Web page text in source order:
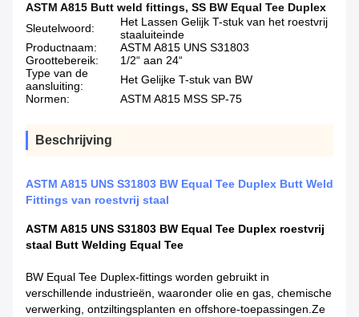
ASTM A815 Butt weld fittings, SS BW Equal Tee Duplex
Sleutelwoord:
Het Lassen Gelijk T-stuk van het roestvrij
staaluiteinde
Productnaam:
ASTM A815 UNS S31803
Groottebereik:
1/2“ aan 24“
Type van de
aansluiting:
Het Gelijke T-stuk van BW
Normen:
ASTM A815 MSS SP-75
Beschrijving
ASTM A815 UNS S31803 BW Equal Tee Duplex Butt Weld
Fittings van roestvrij staal
ASTM A815 UNS S31803 BW Equal Tee Duplex roestvrij
staal Butt Welding Equal Tee
BW Equal Tee Duplex-fittings worden gebruikt in
verschillende industrieën, waaronder olie en gas, chemische
verwerking, ontziltingsplanten en offshore-toepassingen.Ze